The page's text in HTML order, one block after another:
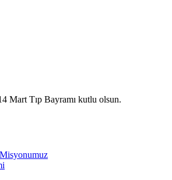
Mart Tıp Bayramı kutlu olsun.